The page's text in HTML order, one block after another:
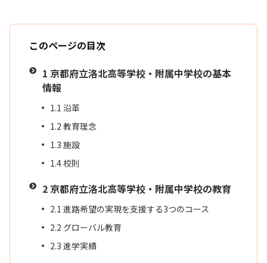
このページの目次
1 京都府立洛北高等学校・附属中学校の基本
情報
1.1 沿革
1.2 教育理念
1.3 施設
1.4校則
2京都府立洛北高等学校・附属中学校の教育
2.1 進路希望の実現を支援する3つのコース
2.2 グローバル教育
2.3 進学実績